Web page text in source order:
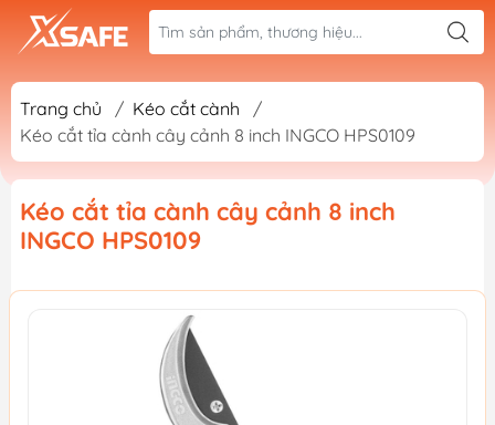
Trang chủ / Kéo cắt cành
/
Kéo cắt tỉa cành cây cảnh 8 inch INGCO HPS0109
Kéo cắt tỉa cành cây cảnh 8 inch
INGCO HPS0109